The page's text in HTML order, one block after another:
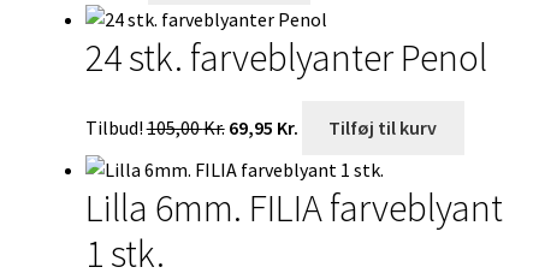
24 stk. farveblyanter Penol
Tilbud!105,00Kr.
oprindelige
pris
var:
69,95 Kr.
pris
er:
Tilføj til kurv
Lilla 6mm. FILIA farveblyant
1 stk.